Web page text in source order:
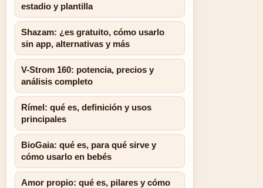
estadio y plantilla
Shazam: ¿es gratuito, cómo usarlo
sin app, alternativas y más
V-Strom 160: potencia, precios y
análisis completo
Rímel: qué es, definición y usos
principales
BioGaia: qué es, para qué sirve y
cómo usarlo en bebés
Amor propio: qué es, pilares y cómo